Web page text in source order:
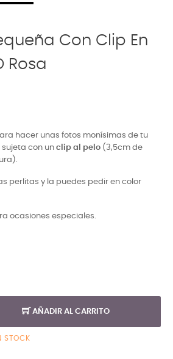
Con Clip En
Rosa
hacer unas fotos monísimas de tu
sujeta con un clip al pelo (3,5cm de
perlitas y la puedes pedir en color
ocasiones especiales.
AÑADIR AL CARRITO
STOCK